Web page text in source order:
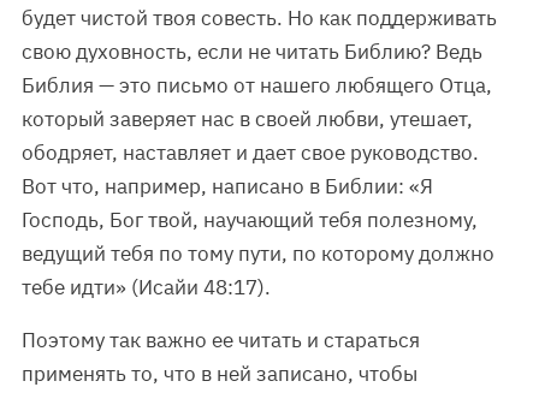
будет чистой твоя совесть. Но как поддерживать
свою духовность, если не читать Библию? Ведь
Библия — это письмо от нашего любящего Отца,
который заверяет нас в своей любви, утешает,
ободряет, наставляет и дает свое руководство.
Вот что, например, написано в Библии: «Я
Господь, Бог твой, научающий тебя полезному,
ведущий тебя по тому пути, по которому должно
тебе идти» (Исайи 48:17).
Поэтому так важно ее читать и стараться
применять то, что в ней записано, чтобы